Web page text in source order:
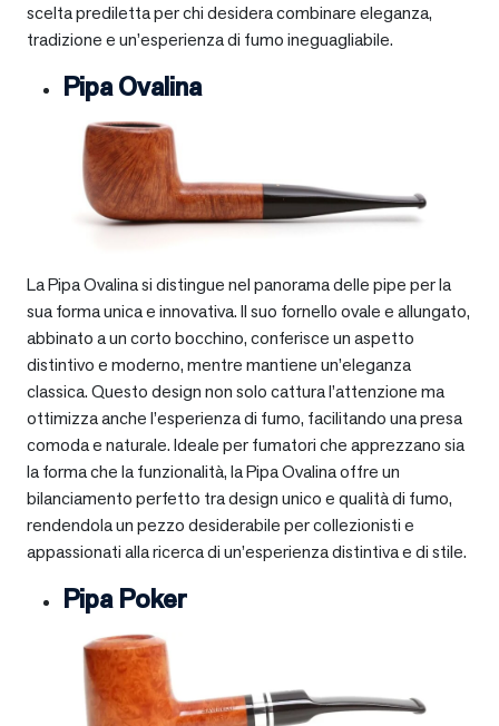
scelta prediletta per chi desidera combinare eleganza,
tradizione e un’esperienza di fumo ineguagliabile.
Pipa Ovalina
La Pipa Ovalina si distingue nel panorama delle pipe per la
sua forma unica e innovativa. Il suo fornello ovale e allungato,
abbinato a un corto bocchino, conferisce un aspetto
distintivo e moderno, mentre mantiene un’eleganza
classica. Questo design non solo cattura l’attenzione ma
ottimizza anche l’esperienza di fumo, facilitando una presa
comoda e naturale. Ideale per fumatori che apprezzano sia
la forma che la funzionalità, la Pipa Ovalina offre un
bilanciamento perfetto tra design unico e qualità di fumo,
rendendola un pezzo desiderabile per collezionisti e
appassionati alla ricerca di un’esperienza distintiva e di stile.
Pipa Poker